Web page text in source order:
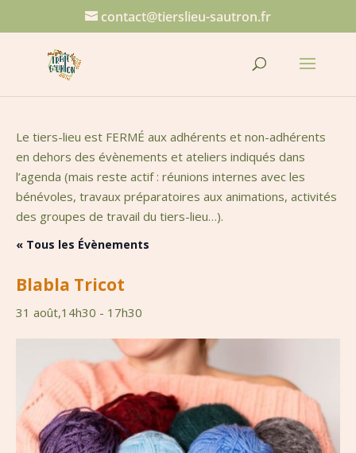
contact@tierslieu-sautron.fr
Le tiers-lieu est FERMÉ aux adhérents et non-adhérents
en dehors des évènements et ateliers indiqués dans
l’agenda (mais reste actif : réunions internes avec les
bénévoles, travaux préparatoires aux animations, activités
des groupes de travail du tiers-lieu…).
« Tous les Évènements
Blabla Tricot
31 août,14h30 - 17h30